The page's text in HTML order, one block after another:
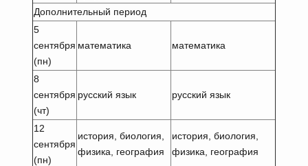
Дополнительный период
5
сентября
(пн)
математика математика
8
сентября
(чт)
русский язык русский язык
12
сентября
(пн)
история, биология,
физика, география
история, биология,
физика, география